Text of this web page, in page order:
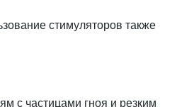
стимуляторов также
с частицами гноя и резким